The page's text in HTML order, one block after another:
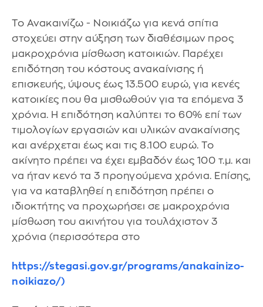
Το Ανακαινίζω - Νοικιάζω για κενά σπίτια
στοχεύει στην αύξηση των διαθέσιμων προς
μακροχρόνια μίσθωση κατοικιών. Παρέχει
επιδότηση του κόστους ανακαίνισης ή
επισκευής, ύψους έως 13.500 ευρώ, για κενές
κατοικίες που θα μισθωθούν για τα επόμενα 3
χρόνια. Η επιδότηση καλύπτει το 60% επί των
τιμολογίων εργασιών και υλικών ανακαίνισης
και ανέρχεται έως και τις 8.100 ευρώ. Το
ακίνητο πρέπει να έχει εμβαδόν έως 100 τ.μ. και
να ήταν κενό τα 3 προηγούμενα χρόνια. Επίσης,
για να καταβληθεί η επιδότηση πρέπει ο
ιδιοκτήτης να προχωρήσει σε μακροχρόνια
μίσθωση του ακινήτου για τουλάχιστον 3
χρόνια (περισσότερα στο
https://stegasi.gov.gr/programs/anakainizo-
noikiazo/)